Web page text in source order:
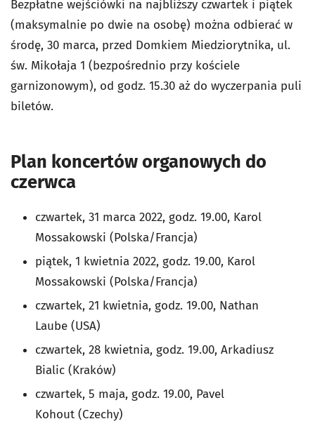
Bezpłatne wejściówki na najbliższy czwartek i piątek
(maksymalnie po dwie na osobę) można odbierać w
środę, 30 marca, przed Domkiem Miedziorytnika, ul.
św. Mikołaja 1 (bezpośrednio przy kościele
garnizonowym), od godz. 15.30 aż do wyczerpania puli
biletów.
Plan koncertów organowych do
czerwca
czwartek, 31 marca 2022, godz. 19.00, Karol
Mossakowski (Polska/Francja)
piątek, 1 kwietnia 2022, godz. 19.00, Karol
Mossakowski (Polska/Francja)
czwartek, 21 kwietnia, godz. 19.00, Nathan
Laube (USA)
czwartek, 28 kwietnia, godz. 19.00, Arkadiusz
Bialic (Kraków)
czwartek, 5 maja, godz. 19.00, Pavel
Kohout (Czechy)